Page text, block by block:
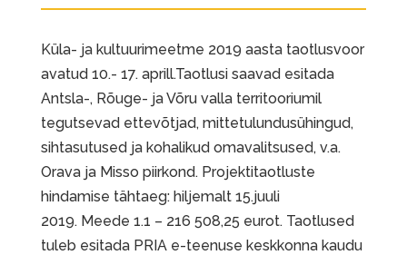
Küla- ja kultuurimeetme 2019 aasta taotlusvoor
avatud 10.- 17. aprill.Taotlusi saavad esitada
Antsla-, Rõuge- ja Võru valla territooriumil
tegutsevad ettevõtjad, mittetulundusühingud,
sihtasutused ja kohalikud omavalitsused, v.a.
Orava ja Misso piirkond. Projektitaotluste
hindamise tähtaeg: hiljemalt 15.juuli
2019. Meede 1.1 – 216 508,25 eurot. Taotlused
tuleb esitada PRIA e-teenuse keskkonna kaudu